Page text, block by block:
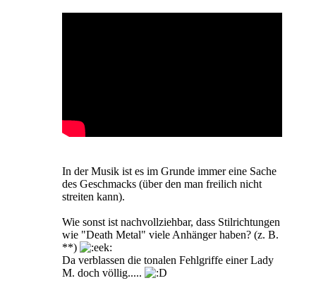
In der Musik ist es im Grunde immer eine Sache
des Geschmacks (über den man freilich nicht
streiten kann).
Wie sonst ist nachvollziehbar, dass Stilrichtungen
wie "Death Metal" viele Anhänger haben? (z. B.
**)
Da verblassen die tonalen Fehlgriffe einer Lady
M. doch völlig.....